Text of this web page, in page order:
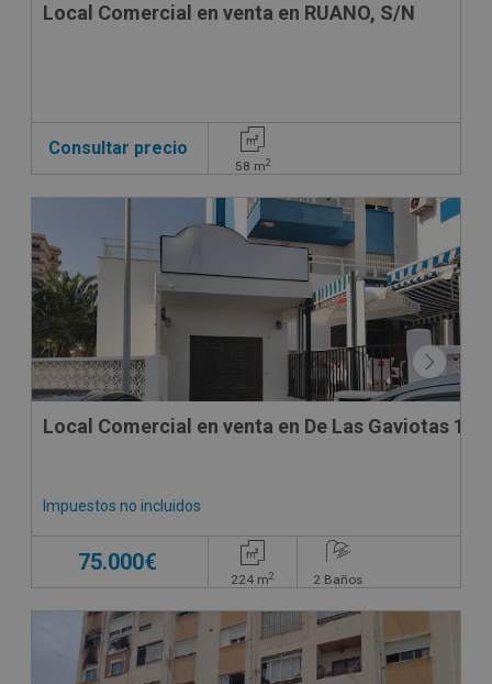
Local Comercial en venta en RUANO, S/N
Consultar precio
58 m2
Local Comercial en venta en De Las Gaviotas 18
Impuestos no incluidos
75.000€
224 m2 2 Baños
CONDICIONES ESPECIALES